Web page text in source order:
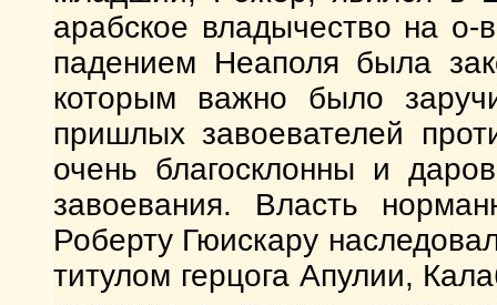
арабское владычество на
падением Неаполя была
которым важно было
пришлых завоевателей
очень благосклонны и
завоевания. Власть
Роберту Гюискару
титулом герцога Апулии,